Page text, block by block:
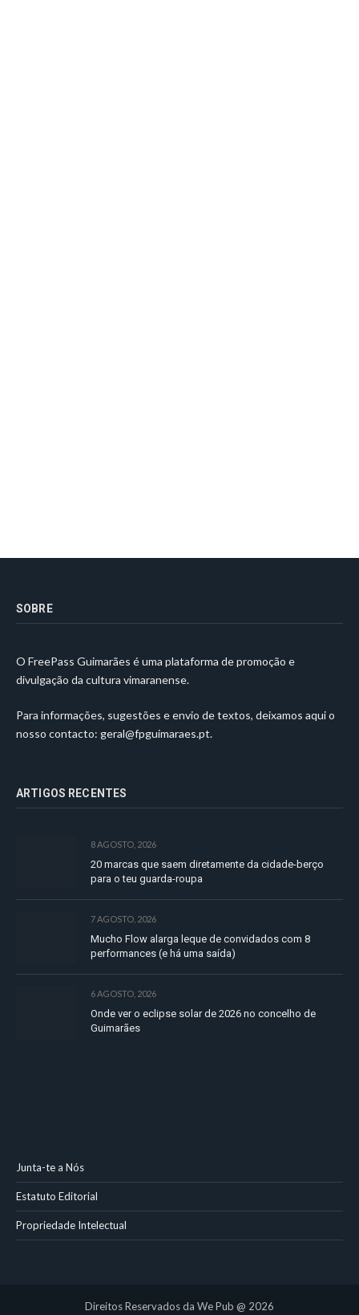
SOBRE
O FreePass Guimarães é uma plataforma de promoção e
divulgação da cultura vimaranense.
Para informações, sugestões e envio de textos, deixamos aqui o
nosso contacto: geral@fpguimaraes.pt.
ARTIGOS RECENTES
8 AGOSTO, 2026
20 marcas que saem diretamente da cidade-berço
para o teu guarda-roupa
7 AGOSTO, 2026
Mucho Flow alarga leque de convidados com 8
performances (e há uma saída)
6 AGOSTO, 2026
Onde ver o eclipse solar de 2026 no concelho de
Guimarães
Junta-te a Nós
Estatuto Editorial
Propriedade Intelectual
Direitos Reservados da We Pub @ 2026